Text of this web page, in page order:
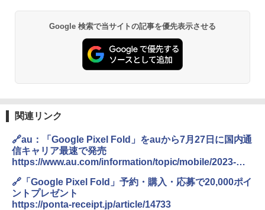
Google 検索で当サイトの記事を優先表示させる
関連リンク
🔗au：「Google Pixel Fold」をauから7月27日に国内通
信キャリア最速で発売
https://www.au.com/information/topic/mobile/2023-
🔗「Google Pixel Fold」予約・購入・応募で20,000ポイ
ントプレゼント
https://ponta-receipt.jp/article/14733